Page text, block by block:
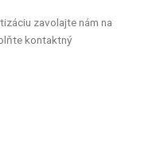
zavolajte nám na
kontaktný